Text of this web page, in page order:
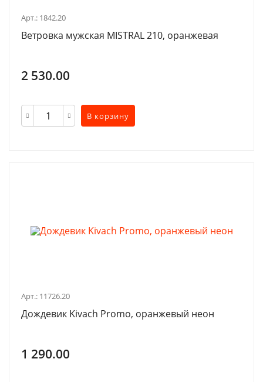
Арт.: 1842.20
Ветровка мужская MISTRAL 210, оранжевая
2 530.00
В корзину
Арт.: 11726.20
Дождевик Kivach Promo, оранжевый неон
1 290.00